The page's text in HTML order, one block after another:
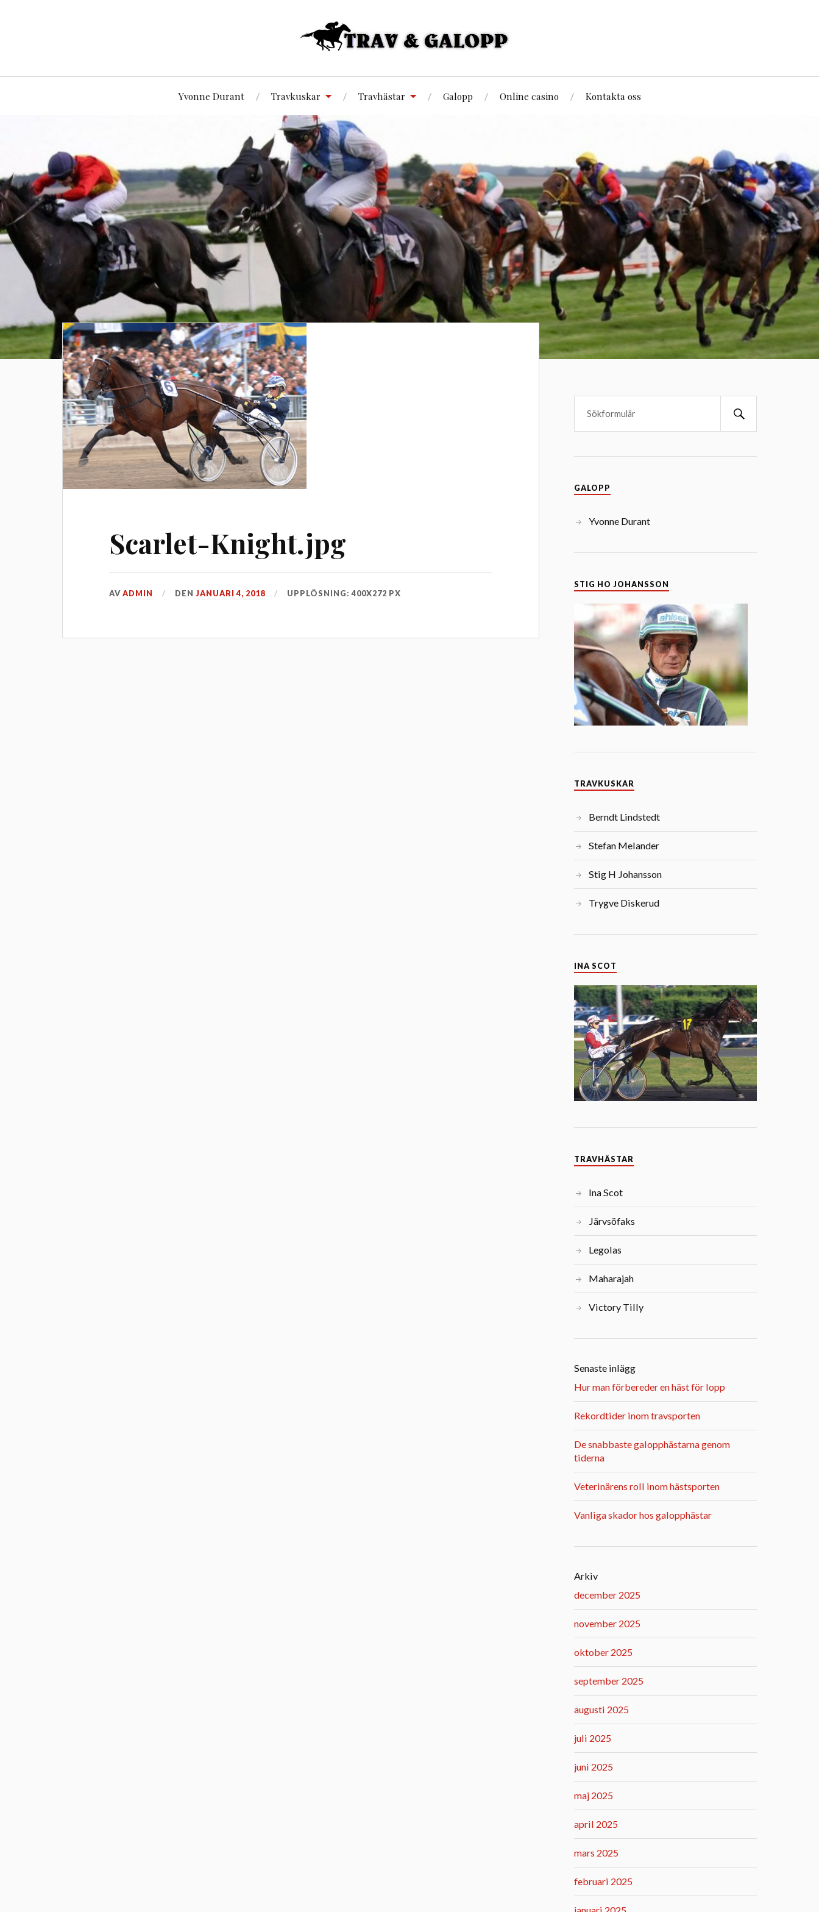
Yvonne Durant Travkuskar Travhästar Galopp Online casino Kontakta oss
Scarlet-Knight.jpg
AVADMIN DENJANUARI 4, 2018 UPPLÖSNING: 400X272 PX
GALOPP
Yvonne Durant
STIG HO JOHANSSON
TRAVKUSKAR
Berndt Lindstedt
Stefan Melander
Stig H Johansson
Trygve Diskerud
INA SCOT
TRAVHÄSTAR
Ina Scot
Järvsöfaks
Legolas
Maharajah
Victory Tilly
Senaste inlägg
Hur man förbereder en häst för lopp
Rekordtider inom travsporten
De snabbaste galopphästarna genom
tiderna
Veterinärens roll inom hästsporten
Vanliga skador hos galopphästar
Arkiv
december 2025
november 2025
oktober 2025
september 2025
augusti 2025
juli 2025
juni 2025
maj 2025
april 2025
mars 2025
februari 2025